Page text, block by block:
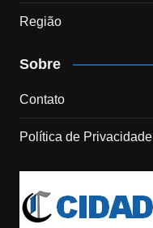
Região
Sobre
Contato
Política de Privacidade